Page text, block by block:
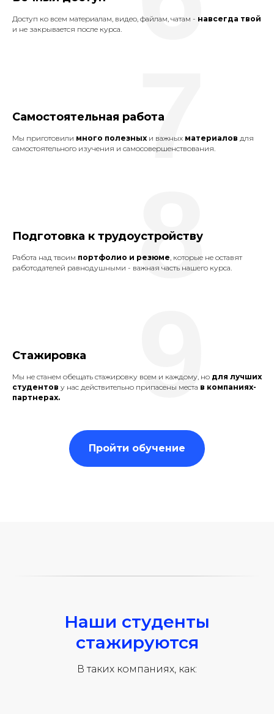
Доступ ко всем материалам, видео, файлам, чатам - навсегда твой
и не закрывается после курса.
Самостоятельная работа
Мы приготовили много полезныхи важных материалов для
самостоятельного изучения и самосовершенствования.
7
Подготовка к трудоустройству
Работа над твоим портфолио и резюме, которые не оставят
работодателей равнодушными - важная часть нашего курса.
8
Стажировка
Мы не станем обещать стажировку всем и каждому, но для лучших
студентов у нас действительно припасены места в компаниях-
партнерах.
9
Пройти обучение
Наши студенты
стажируются
В таких компаниях, как: